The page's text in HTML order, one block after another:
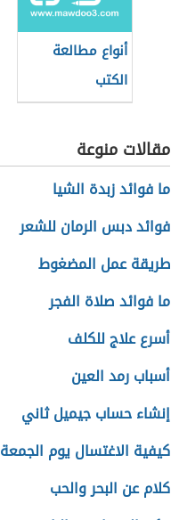
أنواع مطالعة
الكتب
مقالات منوعة
ما فوائد زبدة الشيا
فوائد دبس الرمان للشعر
طريقة عمل المضغوط
ما فوائد صلاة الفجر
أسرع علاج للكلف
أسباب رمد العين
إنشاء حساب جيميل ثاني
كيفية الاغتسال يوم الجمعة
كلام عن البحر والحب